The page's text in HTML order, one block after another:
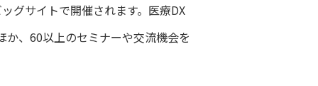
グサイトで開催されます。医療DX
、60以上のセミナーや交流機会を